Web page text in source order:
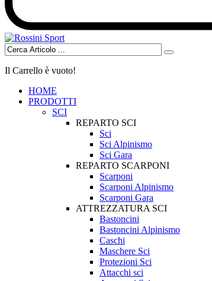
Il Carrello è vuoto!
HOME
PRODOTTI
SCI
REPARTO SCI
Sci
Sci Alpinismo
Sci Gara
REPARTO SCARPONI
Scarponi
Scarponi Alpinismo
Scarponi Gara
ATTREZZATURA SCI
Bastoncini
Bastoncini Alpinismo
Caschi
Maschere Sci
Protezioni Sci
Attacchi sci